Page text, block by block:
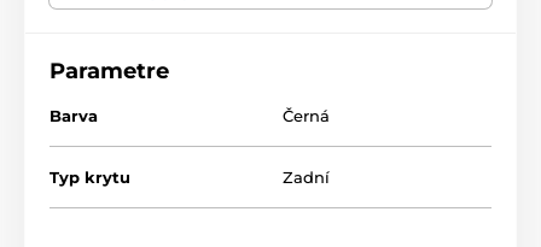
osloví ľudí, ktorí majú radi vojenský dizajn. Magnetický
držanie telefónu a zabraňuje jeho vykĺznutiu z ruky,
pričom ho možno použiť ako stojan pri sledovaní
držiakmi do auta.
Parametre
Barva Černá
Typ krytu Zadní